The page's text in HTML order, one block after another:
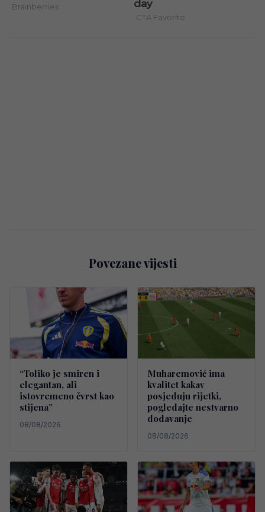
Povezane vijesti
“Toliko je smiren i
elegantan, ali
istovremeno čvrst kao
stijena”
08/08/2026
Muharemović ima
kvalitet kakav
posjeduju rijetki,
pogledajte nestvarno
dodavanje
08/08/2026